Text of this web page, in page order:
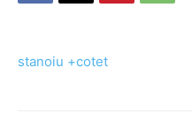
stanoiu +cotet